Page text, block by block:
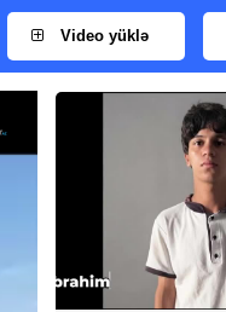
Video yüklə